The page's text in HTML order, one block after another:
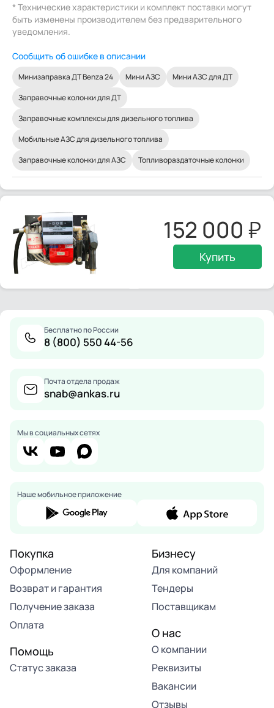
* Технические характеристики и комплект поставки могут
быть изменены производителем без предварительного
уведомления.
Сообщить об ошибке в описании
Минизаправка ДТ Benza 24 Мини АЗС
Мини АЗС для ДТ
Заправочные колонки для ДТ
Заправочные комплексы для дизельного топлива
Мобильные АЗС для дизельного топлива
Заправочные колонки для АЗС
Топливораздаточные колонки
152 000
Купить
Бесплатно по России
8 (800) 550 44-56
Почта отдела продаж
snab@ankas.ru
Мы в социальных сетях
Наше мобильное приложение
Покупка
Оформление
Возврат и гарантия
Получение заказа
Оплата
Помощь
Статус заказа
Бизнесу
Для компаний
Тендеры
Поставщикам
О нас
О компании
Реквизиты
Вакансии
Отзывы